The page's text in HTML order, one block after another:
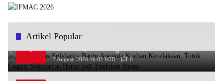
Artikel Popular
1
Ra’Nggagas Solidarity Bantu Anggota Korban
Kecelakaan, Totok Gogon: Solidaritas Harus Jadi
Tindakan Nyata
7 August, 2026 16:02 WIB 0